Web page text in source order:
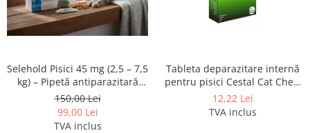
SUPLIMENTE
Suport Articular
Selehold Pisici 45 mg (2,5 – 7,5
kg) – Pipetă antiparazitară
spot-on
150,00 Lei
99,00 Lei
TVA inclus
Tableta deparazitare internă
pentru pisici Cestal Cat Chew
1 comprimat
12,22 Lei
TVA inclus